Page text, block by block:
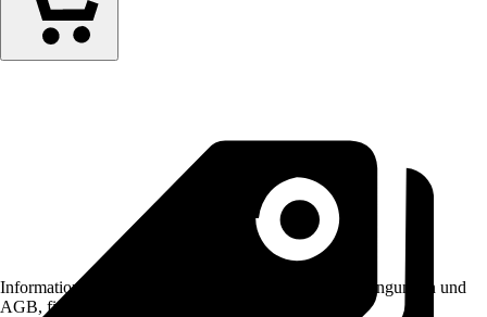
Informationen des Verkäufers, wie z. B. Rückgabebedingungen und
AGB, finden Sie bei Klick auf den Verkäufernamen.